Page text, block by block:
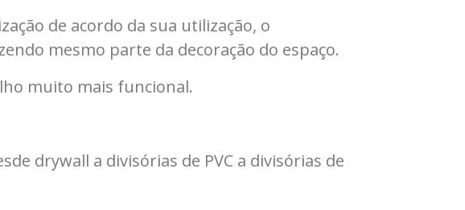
de acordo da sua utilização, o
mesmo parte da decoração do espaço.
muito mais funcional.
drywall a divisórias de PVC a divisórias de